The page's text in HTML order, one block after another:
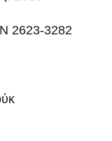
2623-3282